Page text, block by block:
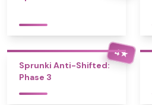
4★
Sprunki Anti-Shifted:
Phase 3